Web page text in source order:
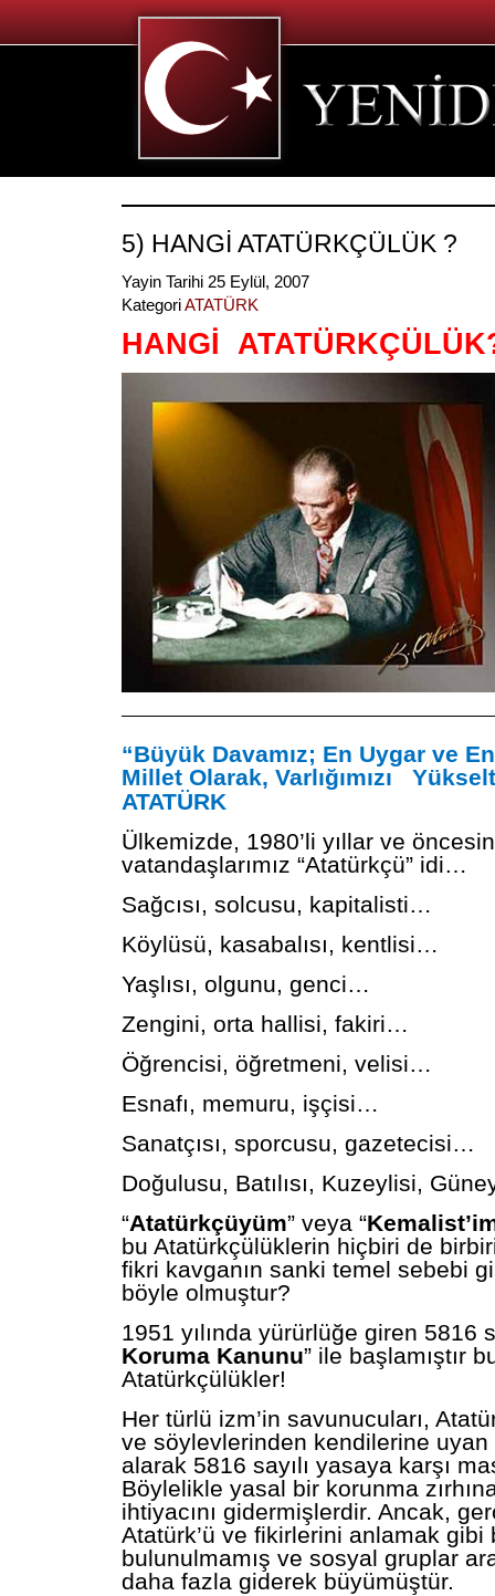
5) HANGİ ATATÜRKÇÜLÜK ?
Yayin Tarihi 25 Eylül, 2007
KategoriATATÜRK
HANGİ
“Büyük Davamız; En Uygar ve
Millet Olarak, Varlığımızı
ATATÜRK
Ülkemizde, 1980’li yıllar ve
vatandaşlarımız “Atatürkçü” idi…
Sağcısı, solcusu, kapitalisti…
Köylüsü, kasabalısı, kentlisi…
Yaşlısı, olgunu, genci…
Zengini, orta hallisi, fakiri…
Öğrencisi, öğretmeni, velisi…
Esnafı, memuru, işçisi…
Sanatçısı, sporcusu, gazetecisi…
Doğulusu, Batılısı, Kuzeylisi,
“Atatürkçüyüm” veya “
bu Atatürkçülüklerin hiçbiri de
fikri kavganın sanki temel sebebi
böyle olmuştur?
1951 yılında yürürlüğe giren 5816
Koruma Kanunu” ile başlamıştır
Atatürkçülükler!
Her türlü izm’in savunucuları,
ve söylevlerinden kendilerine uyan
alarak 5816 sayılı yasaya karşı
Böylelikle yasal bir korunma
ihtiyacını gidermişlerdir. Ancak,
Atatürk’ü ve fikirlerini anlamak gibi
bulunulmamış ve sosyal gruplar
daha fazla giderek büyümüştür.